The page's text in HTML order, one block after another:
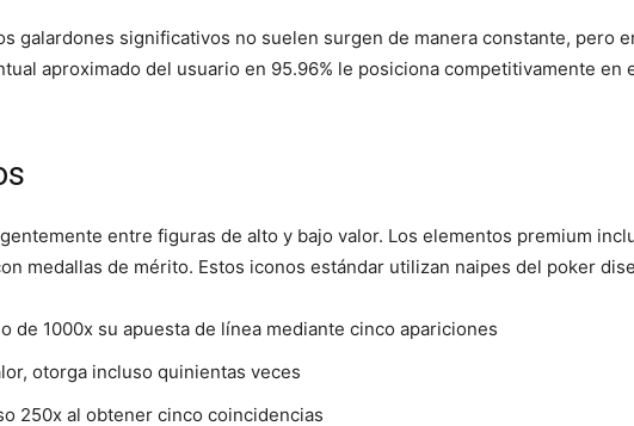
galardones significativos no suelen surgen de manera constante, pero
aproximado del usuario en 95.96% le posiciona competitivamente en
entre figuras de alto y bajo valor. Los elementos premium
medallas de mérito. Estos iconos estándar utilizan naipes del poker
de 1000x su apuesta de línea mediante cinco apariciones
otorga incluso quinientas veces
250x al obtener cinco coincidencias